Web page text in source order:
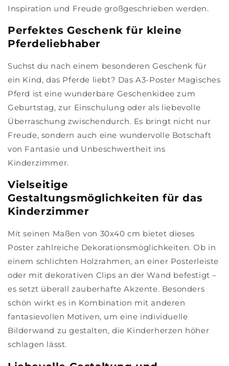
Inspiration und Freude großgeschrieben werden.
Perfektes Geschenk für kleine
Pferdeliebhaber
Suchst du nach einem besonderen Geschenk für
ein Kind, das Pferde liebt? Das A3-Poster Magisches
Pferd ist eine wunderbare Geschenkidee zum
Geburtstag, zur Einschulung oder als liebevolle
Überraschung zwischendurch. Es bringt nicht nur
Freude, sondern auch eine wundervolle Botschaft
von Fantasie und Unbeschwertheit ins
Kinderzimmer.
Vielseitige
Gestaltungsmöglichkeiten für das
Kinderzimmer
Mit seinen Maßen von 30x40 cm bietet dieses
Poster zahlreiche Dekorationsmöglichkeiten. Ob in
einem schlichten Holzrahmen, an einer Posterleiste
oder mit dekorativen Clips an der Wand befestigt –
es setzt überall zauberhafte Akzente. Besonders
schön wirkt es in Kombination mit anderen
fantasievollen Motiven, um eine individuelle
Bilderwand zu gestalten, die Kinderherzen höher
schlagen lässt.